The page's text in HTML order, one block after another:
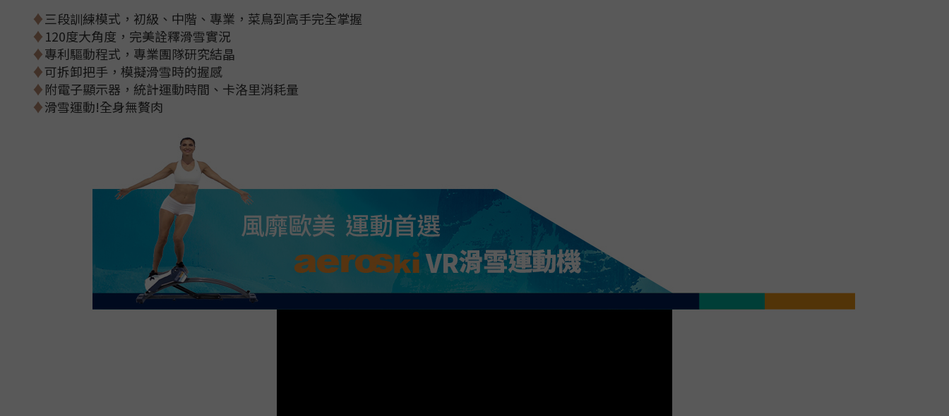
♦三段訓練模式，初級、中階、專業，菜鳥到高手完全掌握
♦120度大角度，完美詮釋滑雪實況
♦專利驅動程式，專業團隊研究結晶
♦可拆卸把手，模擬滑雪時的握感
♦附電子顯示器，統計運動時間、卡洛里消耗量
♦滑雪運動!全身無贅肉